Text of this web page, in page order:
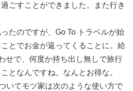
ごすことができました。また行き
たのですが、Go To トラベルが始
とでお金が返ってくることに。給
せで、何度か持ち出し無しで旅行
となんですね。なんとお得な。
いてモツ家は次のような使い方で